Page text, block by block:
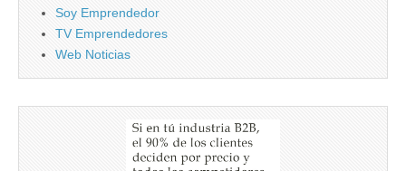
Soy Emprendedor
TV Emprendedores
Web Noticias